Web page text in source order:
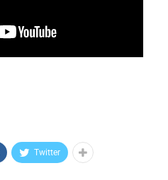
Twitter